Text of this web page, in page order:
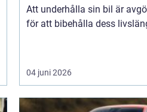
Att underhålla sin bil är
för att bibehålla dess
04 juni 2026